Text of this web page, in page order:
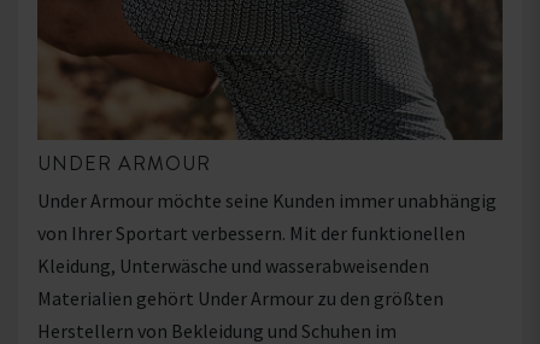
UNDER ARMOUR
Under Armour möchte seine Kunden immer unabhängig
von Ihrer Sportart verbessern. Mit der funktionellen
Kleidung, Unterwäsche und wasserabweisenden
Materialien gehört Under Armour zu den größten
Herstellern von Bekleidung und Schuhen im